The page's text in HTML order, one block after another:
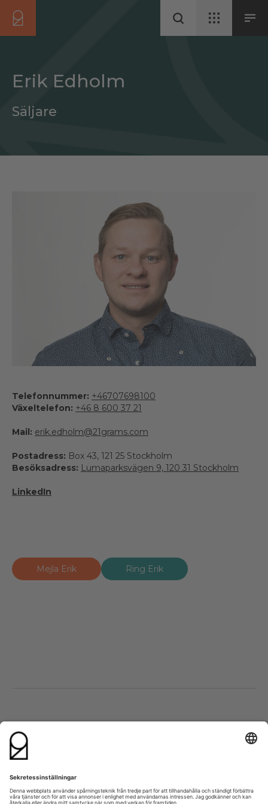
Erik Edholm
Säljare
Telefonnummer: +46707698100
Växeltelefon: +46 8 600 37 21
Mail: erik.edholm@21grams.com
Postadress: Box 43, 121 25 Stockholm
Besöksadress: Lumaparksvägen 9, 120 31 Stockholm
LinkedIn
Mejla Erik Ring Erik